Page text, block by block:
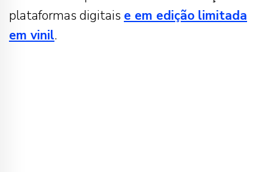
plataformas digitais e em edição limitada
em vinil.